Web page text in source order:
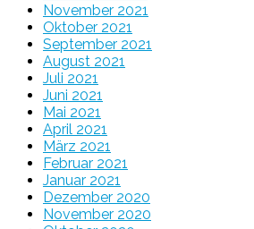
November 2021
Oktober 2021
September 2021
August 2021
Juli 2021
Juni 2021
Mai 2021
April 2021
März 2021
Februar 2021
Januar 2021
Dezember 2020
November 2020